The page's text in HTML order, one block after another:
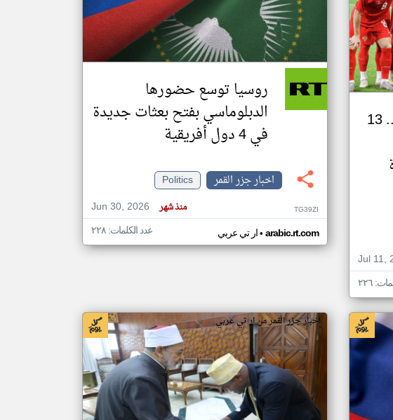
تغيير الدولة
اخبار جزر القمر على مدار الساعة
أهم اخبار جزر القمر العاجلة والمباشرة
بينهم ممثلو 7 دول عربية.. 13
Jul 11,
٢٢٦
روسيا توسع حضورها
الدبلوماسي بفتح بعثات جديدة
في 4 دول أفريقية
اخبار جزر القمر
Politics
Jun 30, 2026
منذ شهر TG39ZI
ار تي عربي• arabic.rt.com عدد الكلمات: ٢٢٨
اخبار جزر القمر من ار تي عربي
klyoum.com